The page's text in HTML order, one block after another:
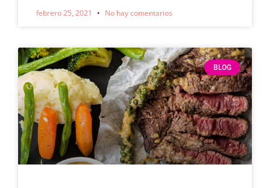
febrero 25, 2021 No hay comentarios
BLOG